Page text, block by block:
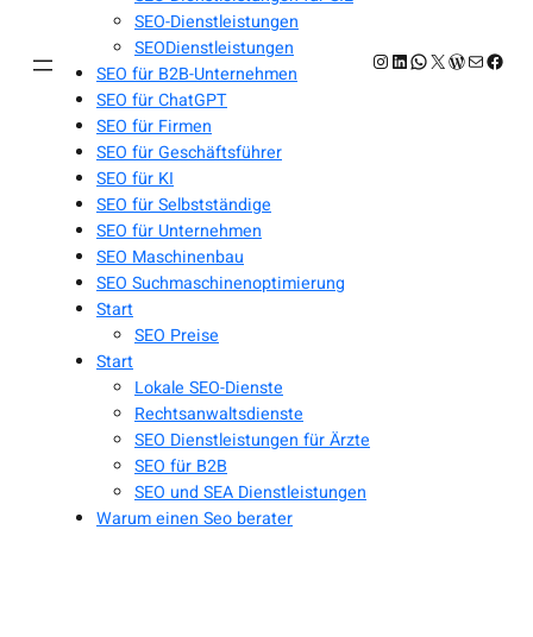
SEO-Dienstleistungen
SEODienstleistungen
SEO für B2B-Unternehmen
SEO für ChatGPT
SEO für Firmen
SEO für Geschäftsführer
SEO für KI
SEO für Selbstständige
SEO für Unternehmen
SEO Maschinenbau
SEO Suchmaschinenoptimierung
Start
SEO Preise
Start
Lokale SEO-Dienste
Rechtsanwaltsdienste
SEO Dienstleistungen für Ärzte
SEO für B2B
SEO und SEA Dienstleistungen
Warum einen Seo berater
Instagram
LinkedIn
WhatsApp
X E-Mail